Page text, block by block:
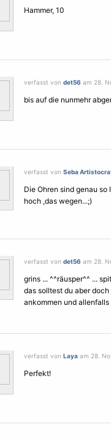
Hammer, 10
verfasst von det56 am 28.
bis auf die nunmehr
verfasst von Seba
Die Ohren sind genau
hoch ,das wegen...;)
verfasst von det56 am 28.
grins ... ^^räusper^^ ...
das solltest du aber
ankommen und
verfasst von Laya am 28.
Perfekt!